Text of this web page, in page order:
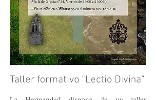
Taller formativo "Lectio Divina"